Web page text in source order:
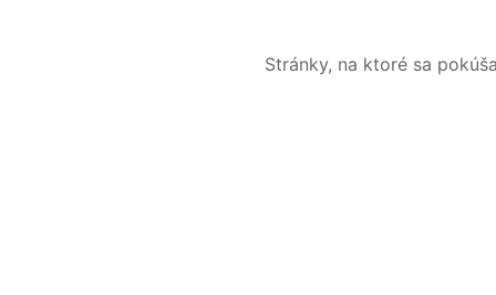
Stránky, na ktoré sa